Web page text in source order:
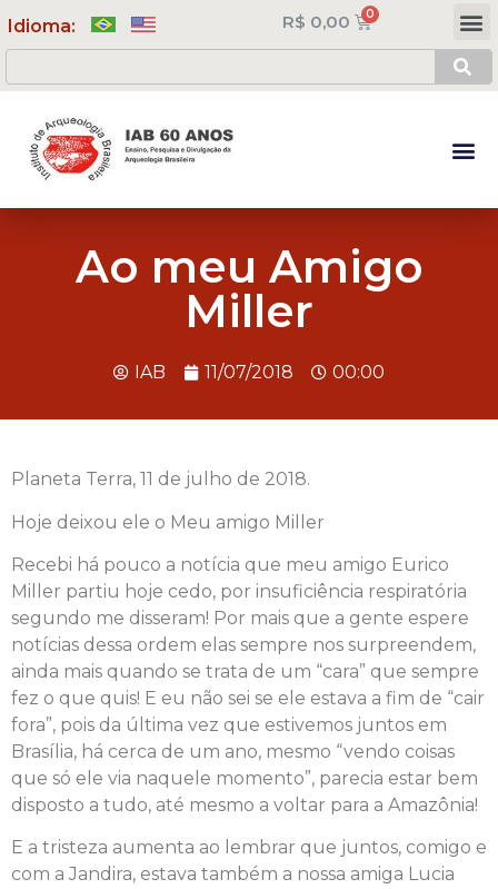
Idioma: R$ 0,00
Ao meu Amigo
Miller
IAB 11/07/2018 00:00
Planeta Terra, 11 de julho de 2018.
Hoje deixou ele o Meu amigo Miller
Recebi há pouco a notícia que meu amigo Eurico
Miller partiu hoje cedo, por insuficiência respiratória
segundo me disseram! Por mais que a gente espere
notícias dessa ordem elas sempre nos surpreendem,
ainda mais quando se trata de um “cara” que sempre
fez o que quis! E eu não sei se ele estava a fim de “cair
fora”, pois da última vez que estivemos juntos em
Brasília, há cerca de um ano, mesmo “vendo coisas
que só ele via naquele momento”, parecia estar bem
disposto a tudo, até mesmo a voltar para a Amazônia!
E a tristeza aumenta ao lembrar que juntos, comigo e
com a Jandira, estava também a nossa amiga Lucia